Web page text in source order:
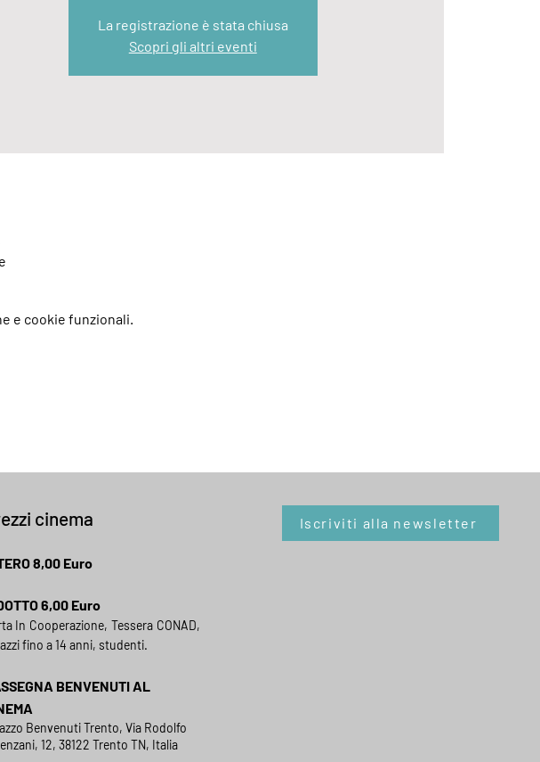
La registrazione è stata chiusa
Scopri gli altri eventi
e cookie funzionali.
cinema
8,00 Euro
6,00 Euro
In Cooperazione, Tessera CONAD,
fino a 14 anni, studenti.
BENVENUTI AL
Benvenuti Trento, Via Rodolfo
12, 38122 Trento TN, Italia
Iscriviti alla newsletter